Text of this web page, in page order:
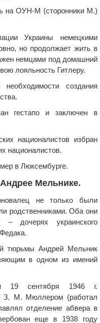
на ОУН-М (сторонники М.)
Украины немецкими
но продолжает жить в
немцами под домашний
лояльность Гитлеру.
создания
гестапо и заключен в
националистов избран
националистов.
в Люксембурге.
Мельнике.
не только были
родственниками. Оба они
дочерях украинского
тюрьмы Андрей Мельник
в одном из имений
19 сентября 1946 г.
З. М. Мюллером (работал
отделение абвера в
еще в 1938 году